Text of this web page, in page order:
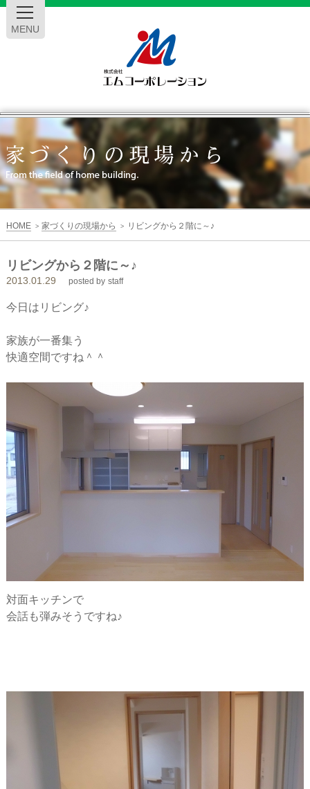
MENU
エ
ム
コ
ー
ポ
レ
ー
シ
ョ
ン
HOME > 家づくりの現場から > リビングから２階に～♪
リビングから２階に～♪
2013.01.29 posted by staff
今日はリビング♪
家族が一番集う
快適空間ですね＾＾
対面キッチンで
会話も弾みそうですね♪